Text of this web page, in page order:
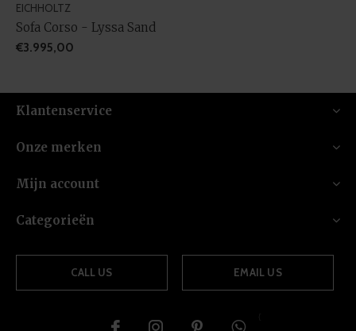
EICHHOLTZ
Sofa Corso - Lyssa Sand
€3.995,00
Klantenservice
Onze merken
Mijn account
Categorieën
CALL US EMAIL US